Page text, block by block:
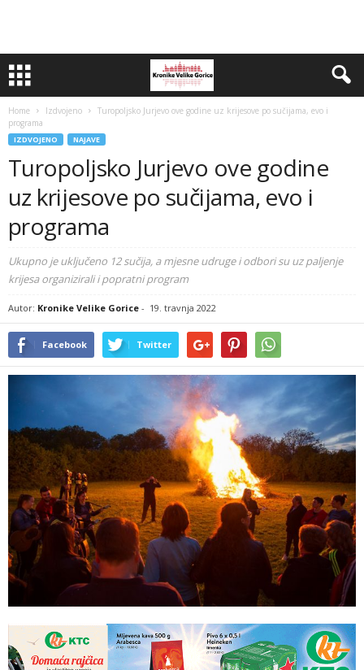
Home Izdvojeno
Turopoljsko Jurjevo ove godine uz krijesove po sučijama, evo i
programa
IZDVOJENO NAJAVE
Turopoljsko Jurjevo ove godine
uz krijesove po sučijama, evo i
programa
Ukupno je uključeno 12 sučija, a mjesne udruge i odbori su uz paljenje
krijesa organizirali i popratni program
Autor: Kronike Velike Gorice - 19. travnja 2022
Facebook Twitter